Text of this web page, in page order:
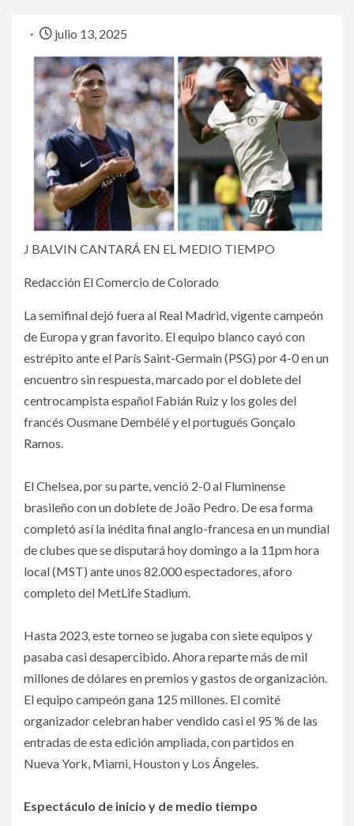
julio 13, 2025
J BALVIN CANTARÁ EN EL MEDIO TIEMPO
Redacción El Comercio de Colorado
La semifinal dejó fuera al Real Madrid, vigente campeón
de Europa y gran favorito. El equipo blanco cayó con
estrépito ante el París Saint-Germain (PSG) por 4-0 en un
encuentro sin respuesta, marcado por el doblete del
centrocampista español Fabián Ruiz y los goles del
francés Ousmane Dembélé y el portugués Gonçalo
Ramos.
El Chelsea, por su parte, venció 2-0 al Fluminense
brasileño con un doblete de João Pedro. De esa forma
completó así la inédita final anglo-francesa en un mundial
de clubes que se disputará hoy domingo a la 11pm hora
local (MST) ante unos 82.000 espectadores, aforo
completo del MetLife Stadium.
Hasta 2023, este torneo se jugaba con siete equipos y
pasaba casi desapercibido. Ahora reparte más de mil
millones de dólares en premios y gastos de organización.
El equipo campeón gana 125 millones. El comité
organizador celebran haber vendido casi el 95 % de las
entradas de esta edición ampliada, con partidos en
Nueva York, Miami, Houston y Los Ángeles.
Espectáculo de inicio y de medio tiempo